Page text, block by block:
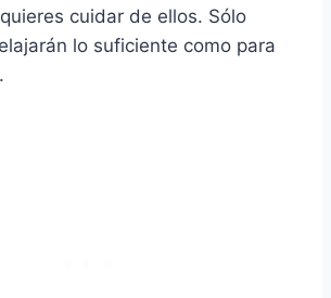
cuidar de ellos. Sólo
lo suficiente como para